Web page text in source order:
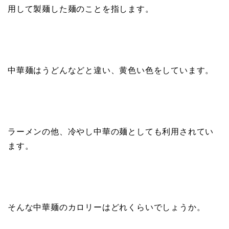
用して製麺した麺のことを指します。
中華麺はうどんなどと違い、黄色い色をしています。
ラーメンの他、冷やし中華の麺としても利用されてい
ます。
そんな中華麺のカロリーはどれくらいでしょうか。